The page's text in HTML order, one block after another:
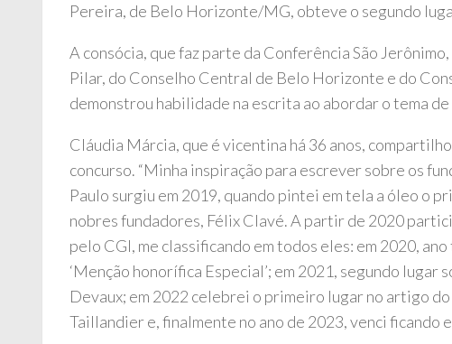
Pereira, de Belo Horizonte/MG, obteve o segundo
A consócia, que faz parte da Conferência São
Pilar, do Conselho Central de Belo Horizonte e do
demonstrou habilidade na escrita ao abordar o tema de
Cláudia Márcia, que é vicentina há 36 anos,
concurso. “Minha inspiração para escrever sobre os
Paulo surgiu em 2019, quando pintei em tela a óleo o
nobres fundadores, Félix Clavé. A partir de 2020
pelo CGI, me classificando em todos eles: em 2020,
‘Menção honorífica Especial’; em 2021, segundo lugar
Devaux; em 2022 celebrei o primeiro lugar no artigo
Taillandier e, finalmente no ano de 2023, venci ficando